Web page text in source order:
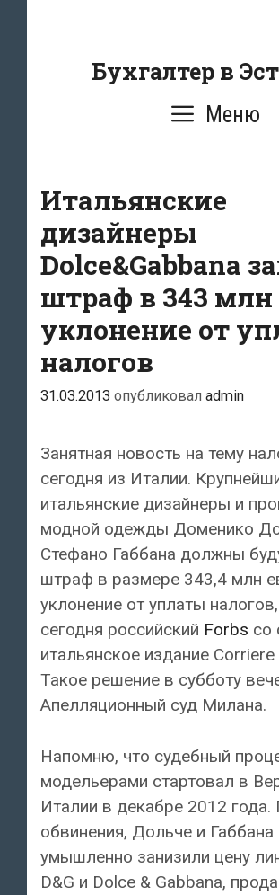
содержаниюБухгалтер в
Меню
Итальянские
дизайнеры
Dolce&Gabbana
штраф в 343 млн
уклонение от
налогов
31.03.2013 опубликовал admin
Занятная новость на тему
сегодня из Италии.
итальянские дизайнеры и
модной одежды Доменико
Стефано Габбана должны
штраф в размере 343,4 млн
уклонение от уплаты
сегодня российский Forbs со
итальянское издание Corriere
Такое решение в субботу
Апелляционный суд Милана.
Напомню, что судебный
модельерами стартовал в
Италии в декабре 2012 года.
обвинения, Дольче и
умышленно занизили цену
D&G и Dolce & Gabbana,